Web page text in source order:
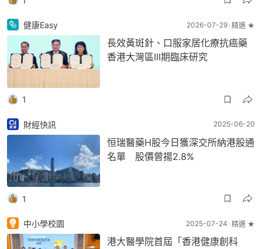
健康Easy 2026-07-29 精選 ★
長效黃斑針、口服家居化療抗癌藥
香港大灣區III期臨床研究
1
財經快訊 2025-06-20
恒瑞醫藥H股今日獲深交所納港股通
名單 股價曾揚2.8%
1
中小學校園 2025-07-24 精選 ★
港大醫學院首屆「香港健康創科